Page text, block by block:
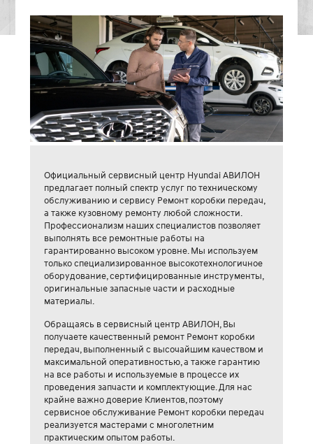
Официальный сервисный центр Hyundai АВИЛОН
предлагает полный спектр услуг по техническому
обслуживанию и сервису Ремонт коробки передач,
а также кузовному ремонту любой сложности.
Профессионализм наших специалистов позволяет
выполнять все ремонтные работы на
гарантированно высоком уровне. Мы используем
только специализированное высокотехнологичное
оборудование, сертифицированные инструменты,
оригинальные запасные части и расходные
материалы.
Обращаясь в сервисный центр АВИЛОН, Вы
получаете качественный ремонт Ремонт коробки
передач, выполненный с высочайшим качеством и
максимальной оперативностью, а также гарантию
на все работы и используемые в процессе их
проведения запчасти и комплектующие. Для нас
крайне важно доверие Клиентов, поэтому
сервисное обслуживание Ремонт коробки передач
реализуется мастерами с многолетним
практическим опытом работы.